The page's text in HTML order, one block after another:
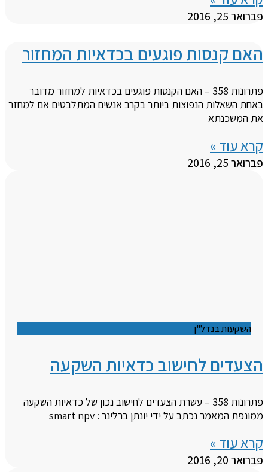
פברואר 25, 2016
האם קנסות פוגעים בכדאיות המחזור
פתרונות 358 – האם הקנסות פוגעים בכדאיות למחזור מדובר
באחת השאלות הנפוצות ביותר בקרב אנשים המתלבטים אם למחזר
את המשכנתא
קרא עוד »
פברואר 25, 2016
השקעות בנדל"ן
הצעדים לחישוב כדאיות השקעה
פתרונות 358 – עשרת הצעדים לחישוב נכון של כדאיות השקעה
ממונפת המאמר נכתב על ידי יונתן ברלינר : smart npv
קרא עוד »
פברואר 20, 2016